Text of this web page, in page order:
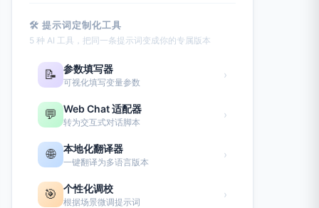
🛠 提示词定制化工具
5 种 AI 工具，把同一条提示词变成你的专属版本
📝 参数填写器
可视化填写变量参数
›
💬 Web Chat 适配器
转为交互式对话脚本
›
🌐 本地化翻译器
一键翻译为多语言版本
›
🎯 个性化调校
根据场景微调提示词
›